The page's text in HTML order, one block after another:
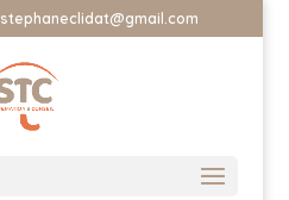
stephaneclidat@gmail.com